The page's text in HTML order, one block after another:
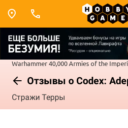
Warhammer 40,000Armies of the
Отзывы о Codex:
Стражи Терры